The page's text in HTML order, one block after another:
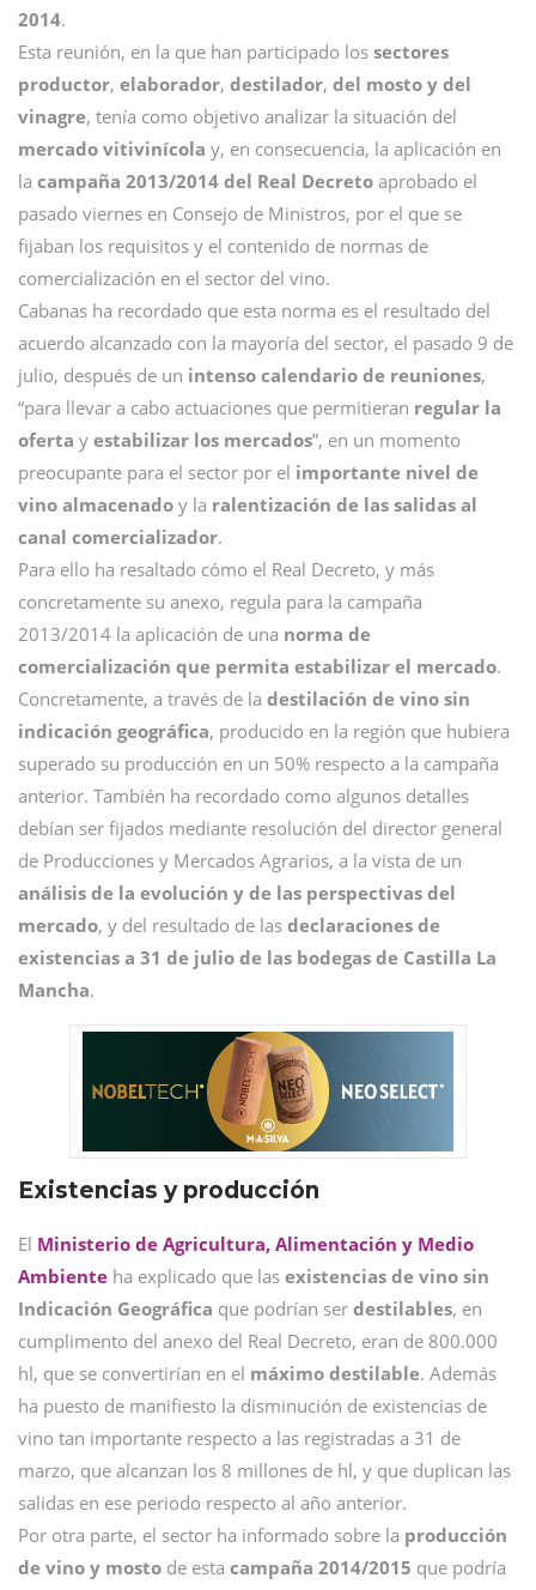
2014.
Esta reunión, en la que han participado los sectores
productor, elaborador, destilador, del mosto y del
vinagre, tenía como objetivo analizar la situación del
mercado vitivinícola y, en consecuencia, la aplicación en
la campaña 2013/2014 del Real Decreto aprobado el
pasado viernes en Consejo de Ministros, por el que se
fijaban los requisitos y el contenido de normas de
comercialización en el sector del vino.
Cabanas ha recordado que esta norma es el resultado del
acuerdo alcanzado con la mayoría del sector, el pasado 9 de
julio, después de un intenso calendario de reuniones,
“para llevar a cabo actuaciones que permitieran regular la
oferta y estabilizar los mercados”, en un momento
preocupante para el sector por el importante nivel de
vino almacenado y la ralentización de las salidas al
canal comercializador.
Para ello ha resaltado cómo el Real Decreto, y más
concretamente su anexo, regula para la campaña
2013/2014 la aplicación de una norma de
comercialización que permita estabilizar el mercado.
Concretamente, a través de la destilación de vino sin
indicación geográfica, producido en la región que hubiera
superado su producción en un 50% respecto a la campaña
anterior. También ha recordado como algunos detalles
debían ser fijados mediante resolución del director general
de Producciones y Mercados Agrarios, a la vista de un
análisis de la evolución y de las perspectivas del
mercado, y del resultado de las declaraciones de
existencias a 31 de julio de las bodegas de Castilla La
Mancha.
Existencias y producción
El Ministerio de Agricultura, Alimentación y Medio
Ambiente ha explicado que las existencias de vino sin
Indicación Geográfica que podrían ser destilables, en
cumplimento del anexo del Real Decreto, eran de 800.000
hl, que se convertirían en el máximo destilable. Además
ha puesto de manifiesto la disminución de existencias de
vino tan importante respecto a las registradas a 31 de
marzo, que alcanzan los 8 millones de hl, y que duplican las
salidas en ese periodo respecto al año anterior.
Por otra parte, el sector ha informado sobre la producción
de vino y mosto de esta campaña 2014/2015 que podría